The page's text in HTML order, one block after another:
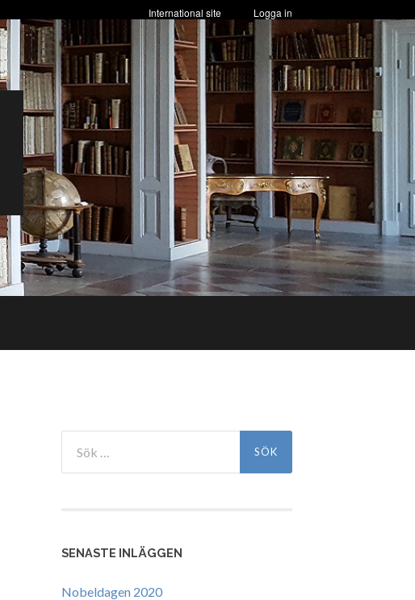
Logga in
International site
efter:
SENASTE INLÄGGEN
Nobeldagen 2020